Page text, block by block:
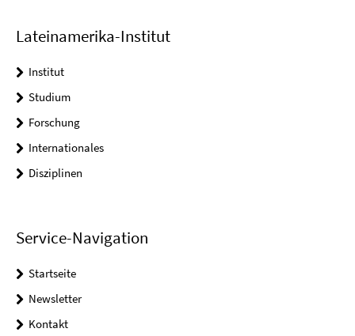
Lateinamerika-Institut
Institut
Studium
Forschung
Internationales
Disziplinen
Service-Navigation
Startseite
Newsletter
Kontakt